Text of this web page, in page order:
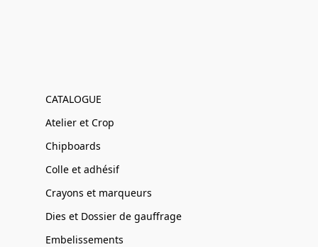
CATALOGUE
Atelier et Crop
Chipboards
Colle et adhésif
Crayons et marqueurs
Dies et Dossier de gauffrage
Embelissements